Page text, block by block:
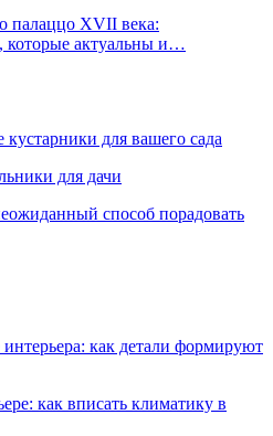
палаццо XVII века:
которые актуальны и…
для вашего сада
для дачи
способ порадовать
как детали формируют
как вписать климатику в